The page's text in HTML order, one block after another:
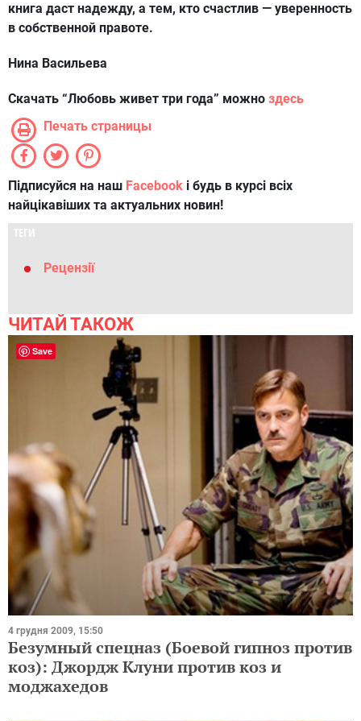
книга даст надежду, а тем, кто счастлив — уверенность
в собственной правоте.
Нина Васильева
Скачать “Любовь живет три года” можно здесь
Печать страницы
Підписуйся на наш Facebook і будь в курсі всіх
найцікавіших та актуальних новин!
ТЕГИ
Рецензії
ЧИТАЙ ТАКОЖ
4 грудня 2009, 15:50
Безумный спецназ (Боевой гипноз против
коз): Джордж Клуни против коз и
моджахедов
Save